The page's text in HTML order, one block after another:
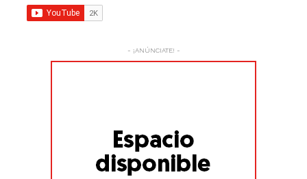
- ¡ANÚNCIATE! -